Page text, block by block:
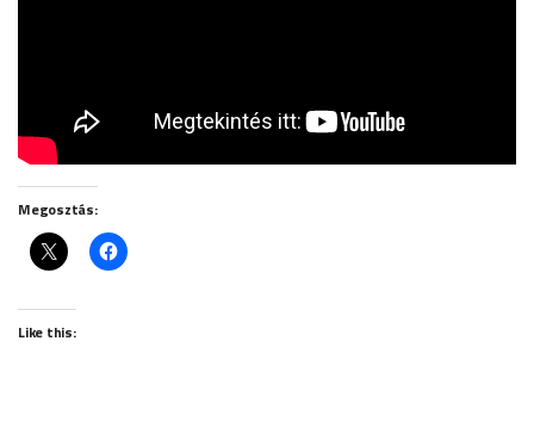
Megosztás:
Like this: